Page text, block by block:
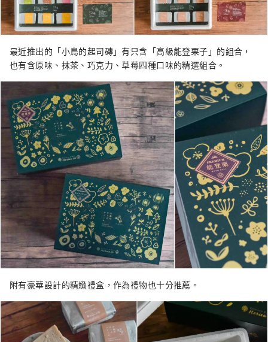
最近推出的「小鳥的起司磚」有只含「高級能登栗子」的組合，
也有含原味、抹茶、巧克力、草莓四種口味的精選組合。
附有豪華設計的精緻禮盒，作為禮物也十分推薦。